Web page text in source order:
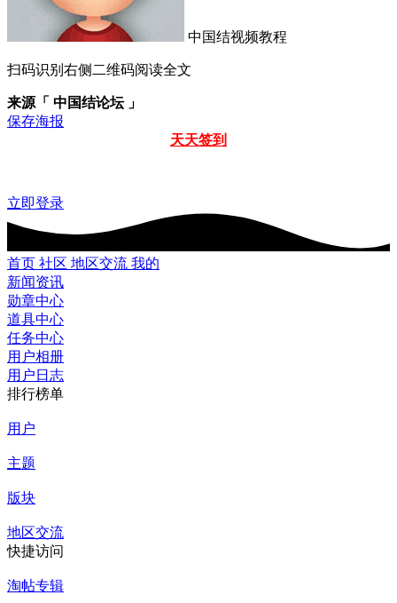
中国结视频教程
扫码识别右侧二维码阅读全文
来源「 中国结论坛 」
保存海报
天天签到
立即登录
首页 社区 地区交流 我的
新闻资讯
勋章中心
道具中心
任务中心
用户相册
用户日志
排行榜单
用户
主题
版块
地区交流
快捷访问
淘帖专辑